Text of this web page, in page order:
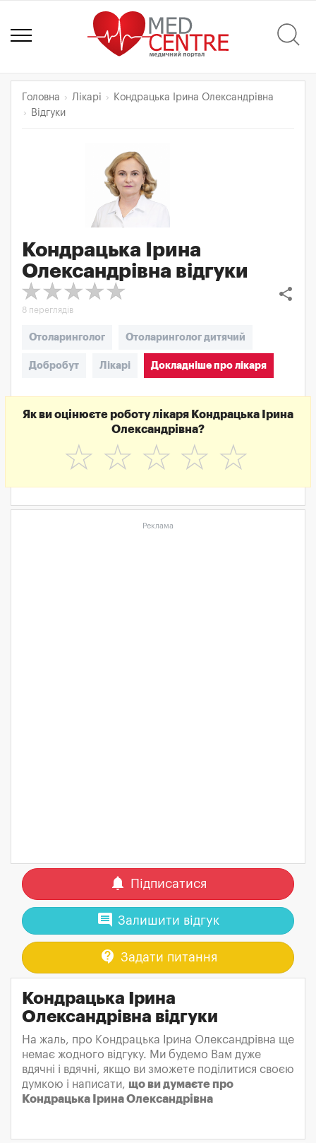
Головна Лікарі
Кондрацька Ірина Олександрівна
Відгуки
Кондрацька Ірина
Олександрівна відгуки
share
8 переглядів
Отоларинголог Отоларинголог дитячий
Добробут Лікарі Докладніше про лікаря
Як ви оцінюєте роботу лікаря Кондрацька Ірина
Олександрівна?
☆
☆
☆
☆
☆
Реклама
notifications Підписатися
comment Залишити відгук
contact_support Задати питання
Кондрацька Ірина
Олександрівна відгуки
На жаль, про Кондрацька Ірина Олександрівна ще
немає жодного відгуку. Ми будемо Вам дуже
вдячні і вдячні, якщо ви зможете поділитися своєю
думкою і написати, що ви думаєте про
Кондрацька Ірина Олександрівна